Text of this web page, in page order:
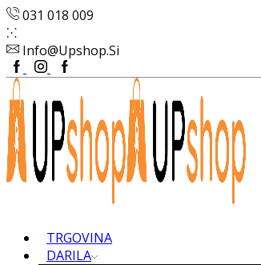
031 018 009
Info@upshop.si
Facebook
Instagram
Google
TRGOVINA
DARILA